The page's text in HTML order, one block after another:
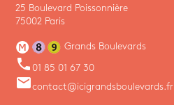
25 Boulevard Poissonnière
75002 Paris
Grands Boulevards
phone 01 85 01 67 30
emailcontact@icigrandsboulevards.fr